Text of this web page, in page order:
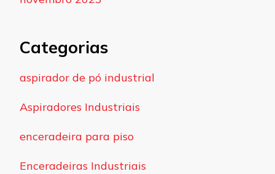
Categorias
aspirador de pó industrial
Aspiradores Industriais
enceradeira para piso
Enceradeiras Industriais